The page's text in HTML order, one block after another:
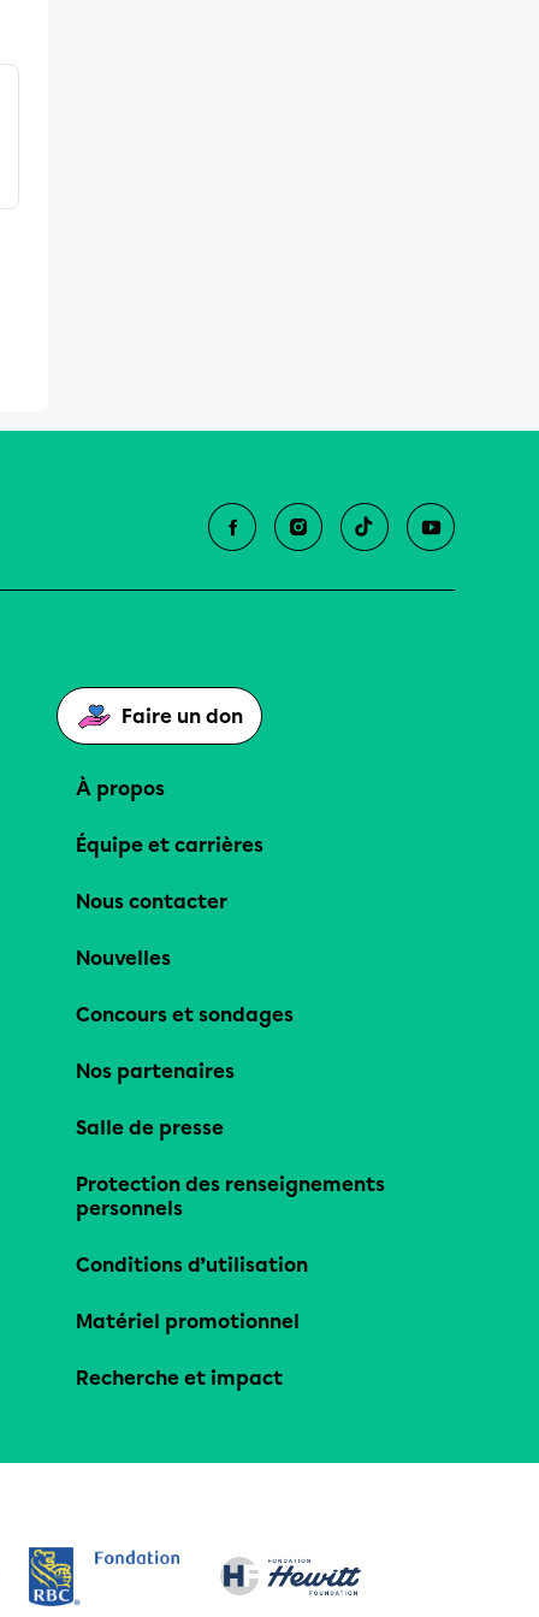
Faire un don
À propos
Équipe et carrières
Nous contacter
Nouvelles
Concours et sondages
Nos partenaires
Salle de presse
Protection des renseignements
personnels
Conditions d’utilisation
Matériel promotionnel
Recherche et impact